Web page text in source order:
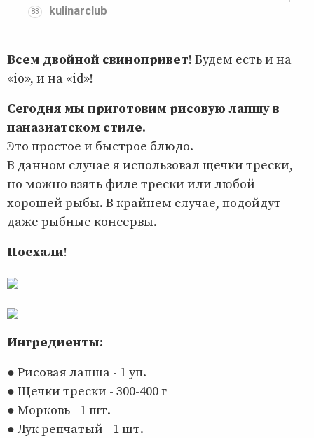
83
kulinarclub
Всем двойной свинопривет! Будем есть и на
«io», и на «id»!
Сегодня мы приготовим рисовую лапшу в
паназиатском стиле.
Это простое и быстрое блюдо.
В данном случае я использовал щечки трески,
но можно взять филе трески или любой
хорошей рыбы. В крайнем случае, подойдут
даже рыбные консервы.
Поехали!
Ингредиенты:
● Рисовая лапша - 1 уп.
● Щечки трески - 300-400 г
● Морковь - 1 шт.
● Лук репчатый - 1 шт.